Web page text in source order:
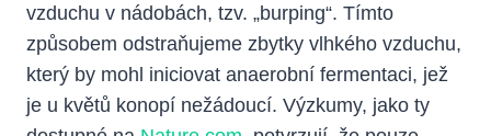
vzduchu v nádobách, tzv. „burping“. Tímto
způsobem odstraňujeme zbytky vlhkého vzduchu,
který by mohl iniciovat anaerobní fermentaci, jež
je u květů konopí nežádoucí. Výzkumy, jako ty